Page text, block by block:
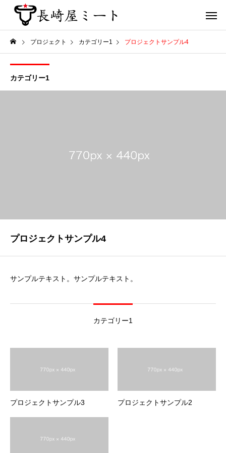
プロジェクト カテゴリー1 プロジェクトサンプル4
カテゴリー1
プロジェクトサンプル4
サンプルテキスト。サンプルテキスト。
カテゴリー1
プロジェクトサンプル3 プロジェクトサンプル2